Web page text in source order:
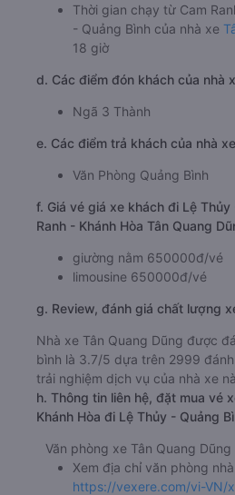
Thời gian chạy từ Cam
- Quảng Bình của nhà xe
18 giờ
d. Các điểm đón khách của nhà
Ngã 3 Thành
e. Các điểm trả khách của nhà
Văn Phòng Quảng Bình
f. Giá vé giá xe khách đi Lệ
Ranh - Khánh Hòa Tân Quang
giường nằm 650000đ/vé
limousine 650000đ/vé
g. Review, đánh giá chất lượng
Nhà xe Tân Quang Dũng được
bình là 3.7/5 dựa trên 2999
trải nghiệm dịch vụ của nhà xe
h. Thông tin liên hệ, đặt mua vé
Khánh Hòa đi Lệ Thủy - Quảng
Văn phòng xe Tân Quang
Xem địa chỉ văn phòng
https://vexere.com/vi-VN/